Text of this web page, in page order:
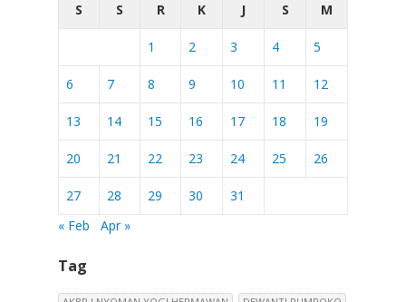
S
S R K J S M
1 2 3 4 5
6 7 8 9 10 11 12
13 14 15 16 17 18 19
20 21 22 23 24 25 26
27 28 29 30
31
« Feb
Apr »
Tag